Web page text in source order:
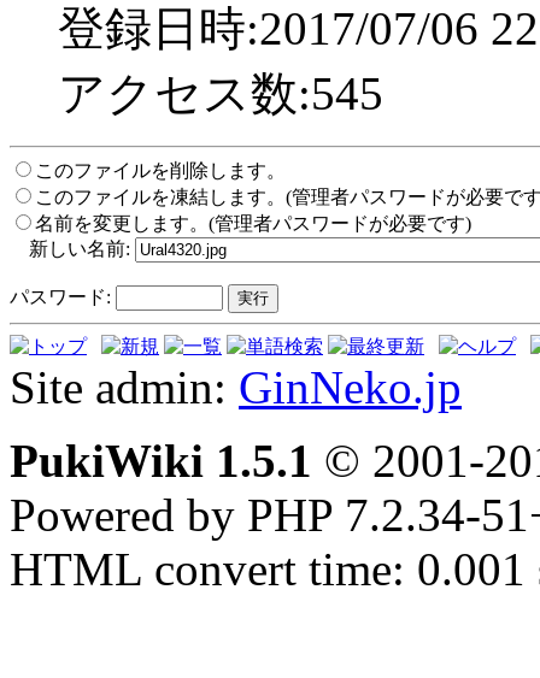
登録日時:2017/07/06
アクセス数:545
このファイルを削除します。
このファイルを凍結します。(管理者パスワードが必要で
名前を変更します。(管理者パスワードが必要です)
新しい名前:
パスワード:
Site admin: GinNeko.jp
PukiWiki 1.5.1 © 2001-
Powered by PHP 7.2.34-
HTML convert time: 0.001